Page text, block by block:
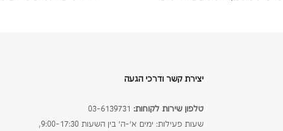
יצירת קשר ודרכי הגעה
טלפון שירות לקוחות:
שעות פעילות: ימים א׳-ה׳ בין השעות 9:00-17:30,